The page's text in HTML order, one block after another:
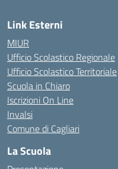
Link Esterni
MIUR
Ufficio Scolastico Regionale
Ufficio Scolastico Territoriale
Scuola in Chiaro
Iscrizioni On Line
Invalsi
Comune di Cagliari
La Scuola